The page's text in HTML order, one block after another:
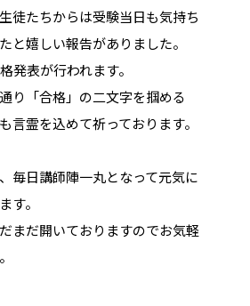
徒たちからは受験当日も気持ち
と嬉しい報告がありました。
発表が行われます。
り「合格」の二文字を掴める
言霊を込めて祈っております。
毎日講師陣一丸となって元気に
す。
まだ開いておりますのでお気軽